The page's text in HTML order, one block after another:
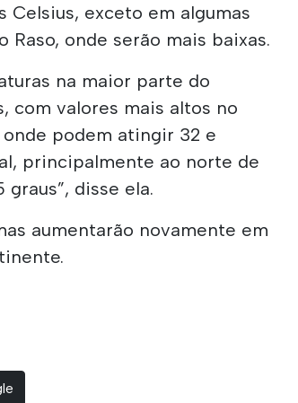
Celsius, exceto em algumas
onde serão mais baixas.
na maior parte do
com valores mais altos no
podem atingir 32 e
principalmente ao norte de
disse ela.
aumentarão novamente em